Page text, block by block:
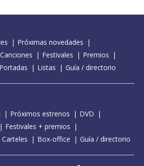
Próximas novedades
Canciones Festivales
Premios
Portadas Listas Guía / directorio
Próximos estrenos
DVD
Festivales + premios
Carteles Box-office Guía / directorio